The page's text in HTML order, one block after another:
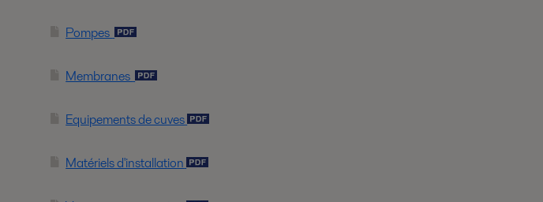
Pompes
Membranes
Equipements de cuves
Matériels d'installation